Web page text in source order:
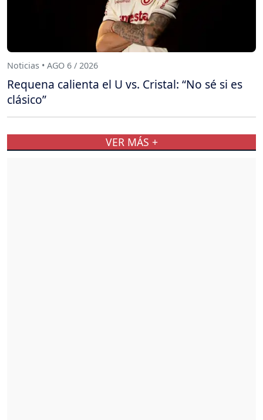
Noticias • AGO 6 / 2026
Requena calienta el U vs. Cristal: “No sé si es
clásico”
VER MÁS +